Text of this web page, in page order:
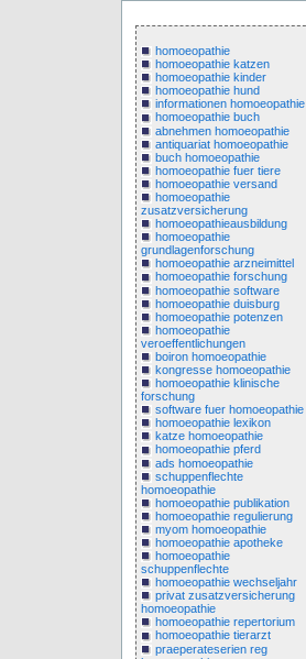
homoeopathie
homoeopathie katzen
homoeopathie kinder
homoeopathie hund
informationen homoeopathie
homoeopathie buch
abnehmen homoeopathie
antiquariat homoeopathie
buch homoeopathie
homoeopathie fuer tiere
homoeopathie versand
homoeopathie
zusatzversicherung
homoeopathieausbildung
homoeopathie
grundlagenforschung
homoeopathie arzneimittel
homoeopathie forschung
homoeopathie software
homoeopathie duisburg
homoeopathie potenzen
homoeopathie
veroeffentlichungen
boiron homoeopathie
kongresse homoeopathie
homoeopathie klinische
forschung
software fuer homoeopathie
homoeopathie lexikon
katze homoeopathie
homoeopathie pferd
ads homoeopathie
schuppenflechte
homoeopathie
homoeopathie publikation
homoeopathie regulierung
myom homoeopathie
homoeopathie apotheke
homoeopathie
schuppenflechte
homoeopathie wechseljahr
privat zusatzversicherung
homoeopathie
homoeopathie repertorium
homoeopathie tierarzt
praeperateserien reg